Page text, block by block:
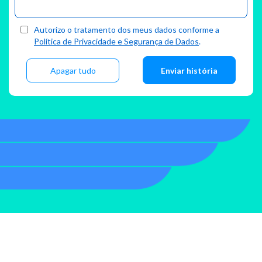
Autorizo o tratamento dos meus dados conforme a
Política de Privacidade e Segurança de Dados.